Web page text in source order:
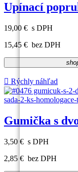
Upínací
19,00 € s DPH
15,45 € bez DPH
 Rýchly náhľad
Gumička s
3,50 € s DPH
2,85 € bez DPH